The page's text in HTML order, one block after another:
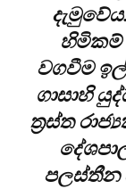
හිමිකම්
වගවීම
ගාසාහි
ත්‍රස්ත
පලස්තීන